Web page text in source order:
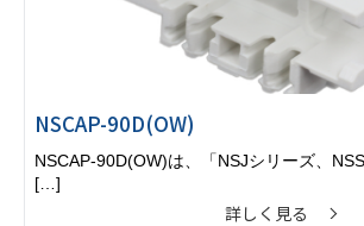
NSCAP-90D(OW)
NSCAP-90D(OW)は、「NSJシリーズ、
[…]
詳しく見る